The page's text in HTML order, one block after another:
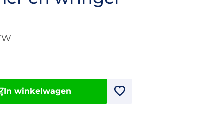
In winkelwagen